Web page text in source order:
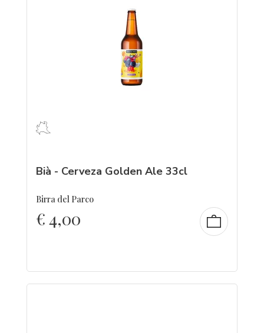
Bià - Cerveza Golden Ale 33cl
Birra del Parco
€4,00